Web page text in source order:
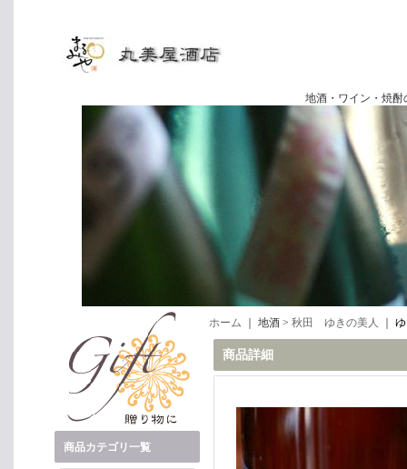
地酒・ワイン・焼酎の専門店
商品カテゴリ一覧
ホーム ｜ 地酒 > 秋田 ゆきの美人
商品詳細